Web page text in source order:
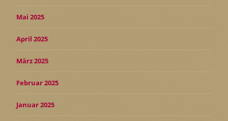
Mai 2025
April 2025
März 2025
Februar 2025
Januar 2025